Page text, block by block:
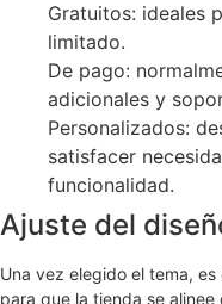
Gratuitos: ideales
limitado.
De pago:
adicionales y
Personalizados:
satisfacer
funcionalidad.
Ajuste del
Una vez elegido el tema,
para que la tienda se